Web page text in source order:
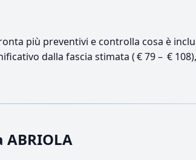
più preventivi e controlla cosa è
dalla fascia stimata ( € 79 – €